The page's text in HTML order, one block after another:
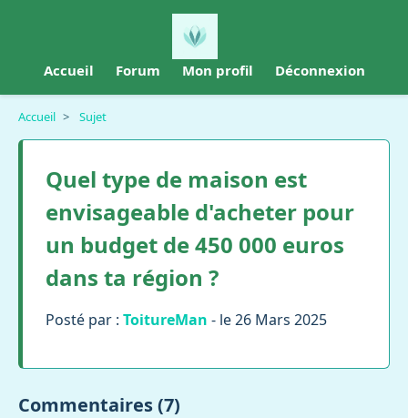
Accueil Forum Mon profil Déconnexion
Accueil > Sujet
Quel type de maison est
envisageable d'acheter pour
un budget de 450 000 euros
dans ta région ?
Posté par : ToitureMan - le 26 Mars 2025
Commentaires (7)